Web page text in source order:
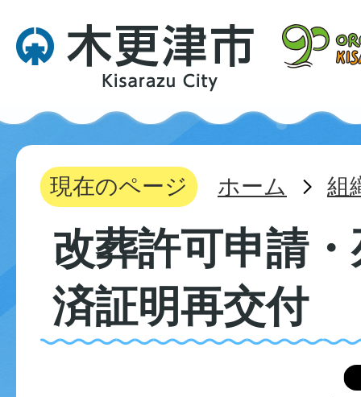
現在のページ ホーム 組
改葬許可申請
済証明再交付